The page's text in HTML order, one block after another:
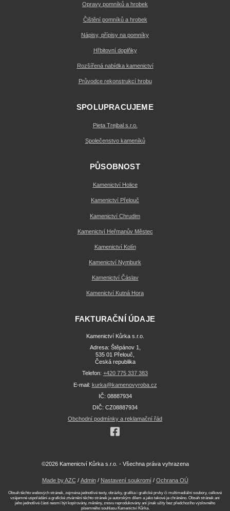
Opravy pomníků a hrobek
Čištění pomníků a hrobek
Nápisy, přípisy na pomníky
Hřbitovní doplňky
Rozšířená nabídka kamenictví
Průvodce rekonstrukcí hrobu
SPOLUPRACUJEME
Pieta Trejbal s.r.o.
Společenstvo kameníků
PŮSOBNOST
Kamenictví Holice
Kamenictví Přelouč
Kamenictví Chrudim
Kamenictví Heřmanův Městec
Kamenictví Kolín
Kamenictví Nymburk
Kamenictví Čáslav
Kamenictví Kutná Hora
FAKTURAČNÍ ÚDAJE
Kamenictví Kůrka s.r.o.
Adresa: Štěpánov 1,
535 01 Přelouč,
Česká republika
Telefon: +420 775 337 383
E-mail: kurka@kamenovyroba.cz
IČ: 08887934
DIČ: CZ08887934
Obchodní podmínky a reklamační řád
©2026 Kamenictví Kůrka s.r.o. - Všechna práva vyhrazena
Made by AZC/ Admin/ Nastavení soukromí/ Ochrana OÚ
Obsah těchto webových stránek, zejména jednotlivé texty, obrázky, grafika i grafické prvky či multimediální soubory, celkové
vzájemné uspořádání a grafické ztvárnění těchto stránek je autorským dílem a jako takové je chráněno. Obsah stránek ani
jeho jednotlivé části nesmí být kopírovány, měněny, znovu reprodukovány ani jinak užity bez předchozího výslovného
písemného souhlasu Kamenictví Kůrka.